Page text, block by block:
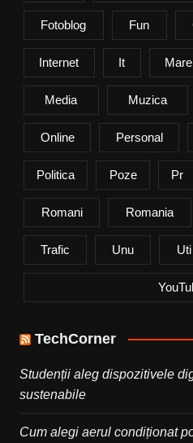
Fotoblog Fun
Internet It Mare
Media Muzica
Online Personal
Politica Poze Pr
Romani Romania
Trafic Unu Uti
TechCorner
Studenții aleg dispozitivele
sustenabile
Cum alegi aerul condiționat